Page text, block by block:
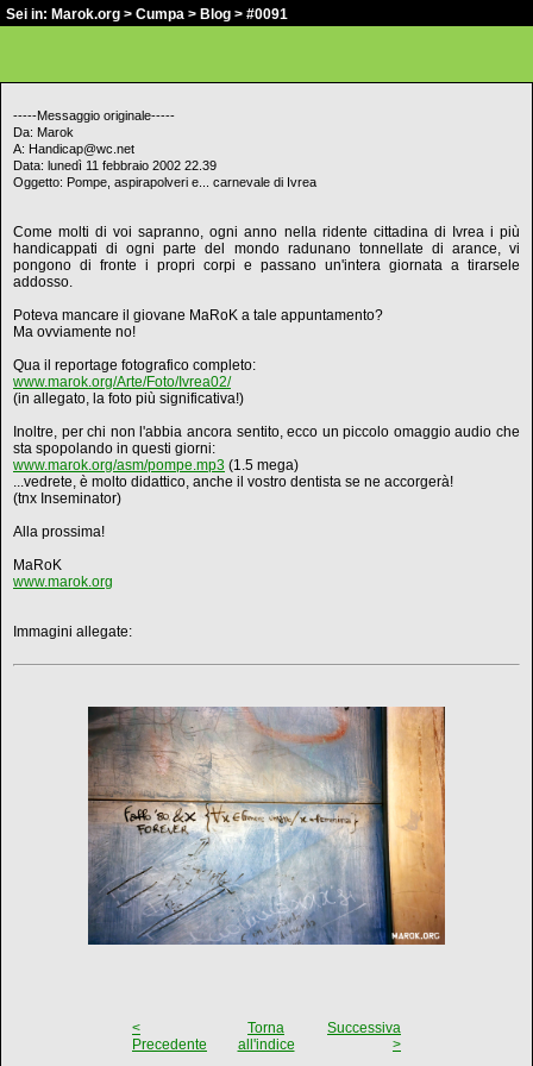
Sei in: Marok.org > Cumpa > Blog > #0091
-----Messaggio originale-----
Da: Marok
A: Handicap@wc.net
Data: lunedì 11 febbraio 2002 22.39
Oggetto: Pompe, aspirapolveri e... carnevale di Ivrea
Come molti di voi sapranno, ogni anno nella ridente cittadina di Ivrea i più
handicappati di ogni parte del mondo radunano tonnellate di arance, vi
pongono di fronte i propri corpi e passano un'intera giornata a tirarsele
addosso.
Poteva mancare il giovane MaRoK a tale appuntamento?
Ma ovviamente no!
Qua il reportage fotografico completo:
www.marok.org/Arte/Foto/Ivrea02/
(in allegato, la foto più significativa!)
Inoltre, per chi non l'abbia ancora sentito, ecco un piccolo omaggio audio che
sta spopolando in questi giorni:
www.marok.org/asm/pompe.mp3 (1.5 mega)
...vedrete, è molto didattico, anche il vostro dentista se ne accorgerà!
(tnx Inseminator)
Alla prossima!
MaRoK
www.marok.org
Immagini allegate:
<
Precedente
Torna
all'indice
Successiva
>